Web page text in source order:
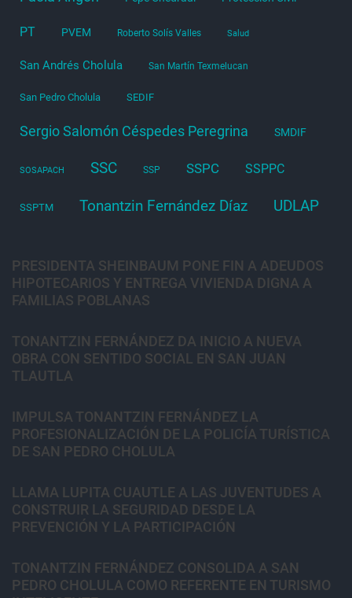
PT PVEM Roberto Solís Valles Salud
San Andrés Cholula San Martín Texmelucan
San Pedro Cholula SEDIF
Sergio Salomón Céspedes Peregrina SMDIF
SOSAPACH SSC SSP SSPC SSPPC
SSPTM Tonantzin Fernández Díaz UDLAP
PRESIDENTA SHEINBAUM PONE FIN A ADEUDOS
HIPOTECARIOS Y ENTREGA VIVIENDA DIGNA A
FAMILIAS POBLANAS
TONANTZIN FERNÁNDEZ DA INICIO A NUEVA
OBRA CON SENTIDO SOCIAL EN SAN JUAN
TLAUTLA
IMPULSA TONANTZIN FERNÁNDEZ LA
PROFESIONALIZACIÓN DE LA POLICÍA TURÍSTICA
DE SAN PEDRO CHOLULA
LLAMA LUPITA CUAUTLE A LAS JUVENTUDES A
CONSTRUIR LA SEGURIDAD DESDE LA
PREVENCIÓN Y LA PARTICIPACIÓN
TONANTZIN FERNÁNDEZ CONSOLIDA A SAN
PEDRO CHOLULA COMO REFERENTE EN TURISMO